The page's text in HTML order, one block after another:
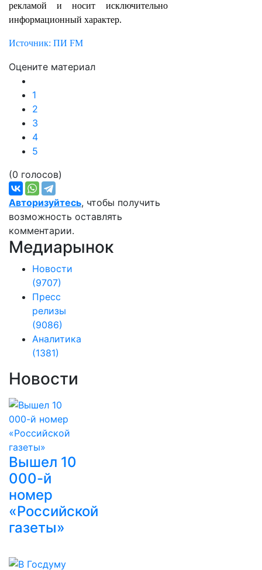
рекламой и носит исключительно
информационный характер.
Источник: ПИ FM
Оцените материал
1
2
3
4
5
(0 голосов)
Авторизуйтесь, чтобы получить
возможность оставлять
комментарии.
Медиарынок
Новости
(9707)
Пресс
релизы
(9086)
Аналитика
(1381)
Новости
Вышел 10
000-й
номер
«Российской
газеты»